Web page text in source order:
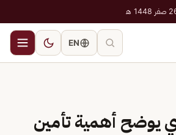
EN
يوضح أهمية تأمين